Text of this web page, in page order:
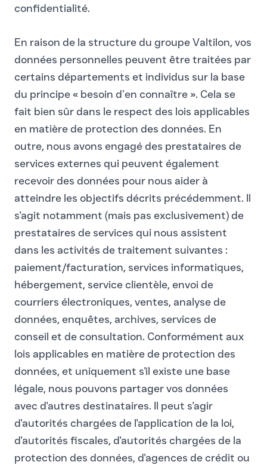
confidentialité.
En raison de la structure du groupe Valtilon, vos
données personnelles peuvent être traitées par
certains départements et individus sur la base
du principe « besoin d’en connaître ». Cela se
fait bien sûr dans le respect des lois applicables
en matière de protection des données. En
outre, nous avons engagé des prestataires de
services externes qui peuvent également
recevoir des données pour nous aider à
atteindre les objectifs décrits précédemment. Il
s'agit notamment (mais pas exclusivement) de
prestataires de services qui nous assistent
dans les activités de traitement suivantes :
paiement/facturation, services informatiques,
hébergement, service clientèle, envoi de
courriers électroniques, ventes, analyse de
données, enquêtes, archives, services de
conseil et de consultation. Conformément aux
lois applicables en matière de protection des
données, et uniquement s'il existe une base
légale, nous pouvons partager vos données
avec d'autres destinataires. Il peut s'agir
d'autorités chargées de l'application de la loi,
d'autorités fiscales, d'autorités chargées de la
protection des données, d'agences de crédit ou